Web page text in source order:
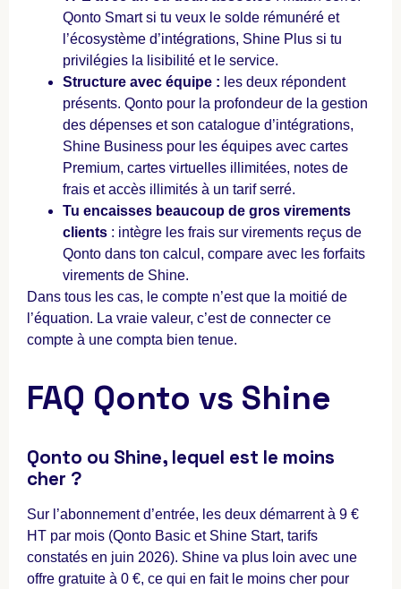
Qonto Smart si tu veux le solde rémunéré et
l’écosystème d’intégrations, Shine Plus si tu
privilégies la lisibilité et le service.
Structure avec équipe : les deux répondent
présents. Qonto pour la profondeur de la gestion
des dépenses et son catalogue d’intégrations,
Shine Business pour les équipes avec cartes
Premium, cartes virtuelles illimitées, notes de
frais et accès illimités à un tarif serré.
Tu encaisses beaucoup de gros virements
clients : intègre les frais sur virements reçus de
Qonto dans ton calcul, compare avec les forfaits
virements de Shine.
Dans tous les cas, le compte n’est que la moitié de
l’équation. La vraie valeur, c’est de connecter ce
compte à une compta bien tenue.
FAQ Qonto vs Shine
Qonto ou Shine, lequel est le moins
cher ?
Sur l’abonnement d’entrée, les deux démarrent à 9 €
HT par mois (Qonto Basic et Shine Start, tarifs
constatés en juin 2026). Shine va plus loin avec une
offre gratuite à 0 €, ce qui en fait le moins cher pour